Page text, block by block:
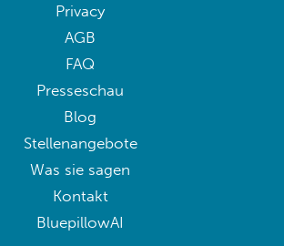
Privacy
AGB
FAQ
Presseschau
Blog
Stellenangebote
Was sie sagen
Kontakt
BluepillowAI